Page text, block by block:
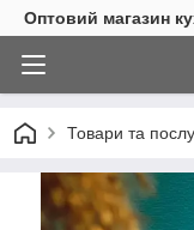
Оптовий магазин
Товари та